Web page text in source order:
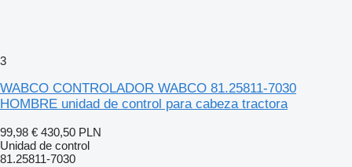
3
WABCO CONTROLADOR WABCO 81.25811-7030
HOMBRE unidad de control para cabeza tractora
99,98 € 430,50 PLN
Unidad de control
81.25811-7030